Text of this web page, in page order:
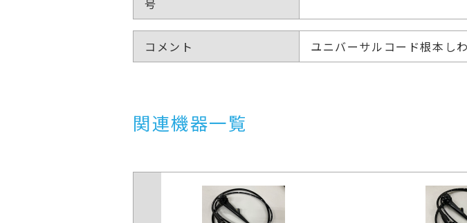
コメント ユニバーサルコード根本し
関連機器一覧